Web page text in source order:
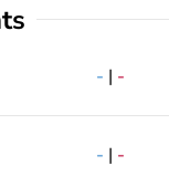
- | -
- | -